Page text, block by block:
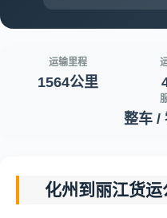
运输里程
1564公里
整车 /
化州到丽江货运